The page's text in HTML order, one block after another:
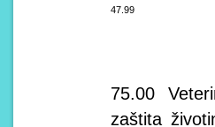
47.99
75.00
zaštita